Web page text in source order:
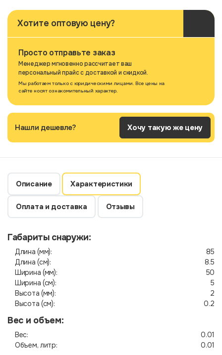
Хотите оптовую цену?
Просто отправьте заказ
Менеджер мгновенно рассчитает ваш
персональный прайс с доставкой и скидкой.
Мы работаем только с юридическими лицами. Все цены на
сайте носят ознакомительный характер.
Нашли дешевле? Хочу такую же цену
Описание Характеристики
Оплата и доставка Отзывы
Габариты снаружи:
Длина (мм):
85
Длина (см):
8.5
Ширина (мм):
50
Ширина (см):
5
Высота (мм):
2
Высота (см):
0.2
Вес и объем:
Вес:
0.01
Объем, литр:
0.01